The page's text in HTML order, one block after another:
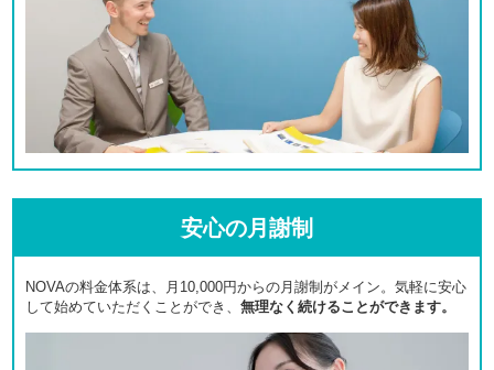
安心の月謝制
NOVAの料金体系は、月10,000円からの月謝制がメイン。気軽に安心
して始めていただくことができ、 無理なく続けることができます。